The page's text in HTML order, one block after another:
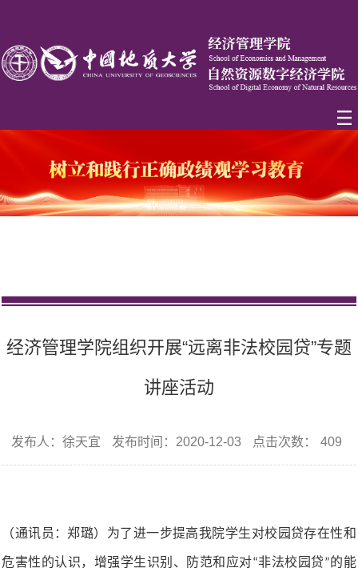
经济管理学院组织开展“远离非法校园贷”专题
讲座活动
发布人：徐天宜 发布时间：2020-12-03 点击次数： 409
（通讯员：郑璐）为了进一步提高我院学生对校园贷存在性和
危害性的认识，增强学生识别、防范和应对“非法校园贷”的能